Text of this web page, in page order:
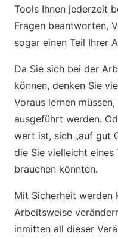
Tools Ihnen jederzeit
Fragen beantworten,
sogar einen Teil Ihrer
Da Sie sich bei der
können, denken Sie
Voraus lernen
ausgeführt werden.
wert ist, sich „auf gut
die Sie vielleicht
brauchen könnten.
Mit Sicherheit werden
Arbeitsweise
inmitten all dieser